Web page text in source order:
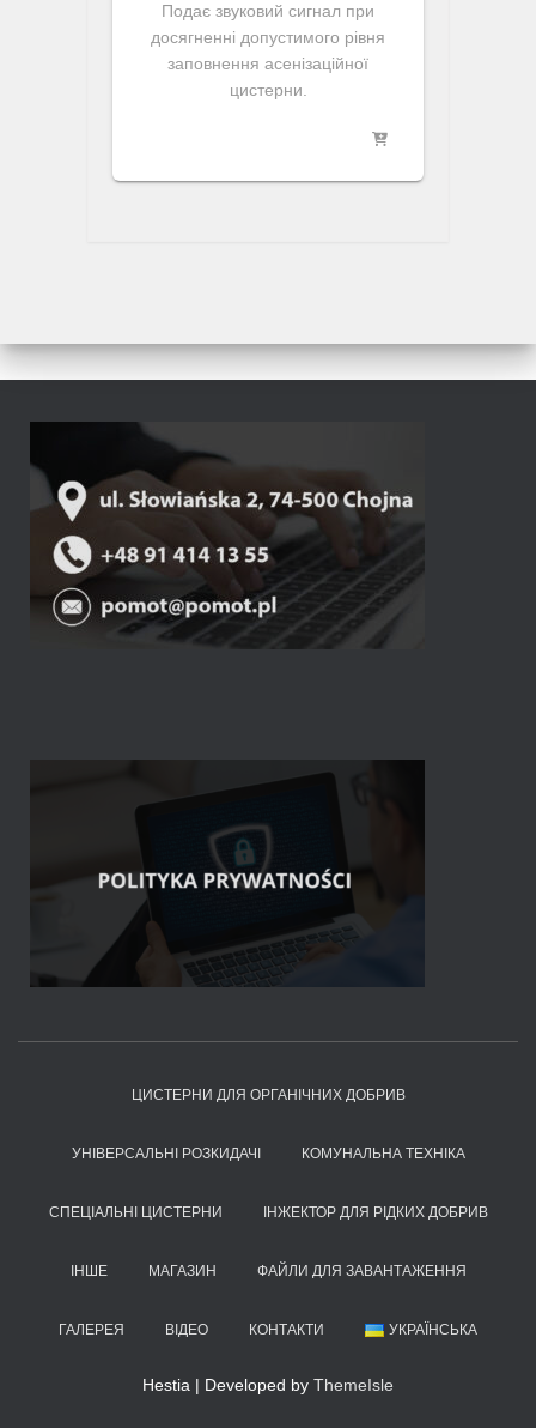
Подає звуковий сигнал при
досягненні допустимого рівня
заповнення асенізаційної
цистерни.
ЦИСТЕРНИ ДЛЯ ОРГАНІЧНИХ ДОБРИВ
УНІВЕРСАЛЬНІ РОЗКИДАЧІ КОМУНАЛЬНА ТЕХНІКА
СПЕЦІАЛЬНІ ЦИСТЕРНИ ІНЖЕКТОР ДЛЯ РІДКИХ ДОБРИВ
ІНШЕ МАГАЗИН ФАЙЛИ ДЛЯ ЗАВАНТАЖЕННЯ
ГАЛЕРЕЯ ВІДЕО КОНТАКТИ УКРАЇНСЬКА
Hestia | Developed by ThemeIsle